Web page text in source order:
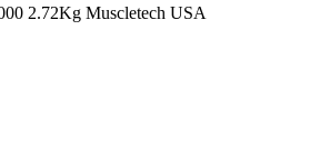
2.72Kg Muscletech USA